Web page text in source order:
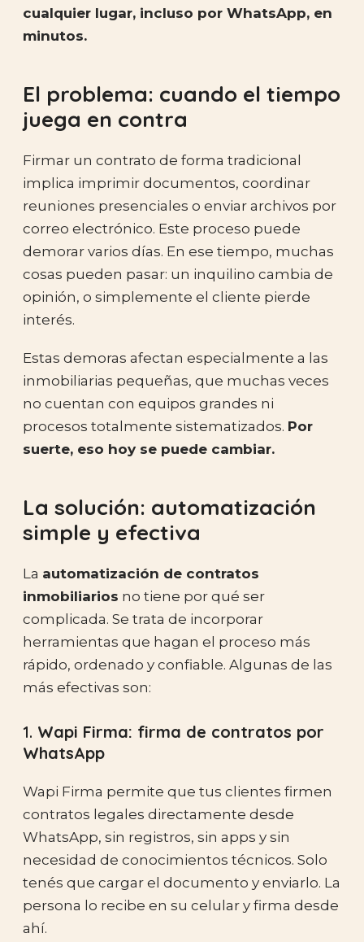
cualquier lugar, incluso por WhatsApp, en
minutos.
El problema: cuando el tiempo
juega en contra
Firmar un contrato de forma tradicional
implica imprimir documentos, coordinar
reuniones presenciales o enviar archivos por
correo electrónico. Este proceso puede
demorar varios días. En ese tiempo, muchas
cosas pueden pasar: un inquilino cambia de
opinión, o simplemente el cliente pierde
interés.
Estas demoras afectan especialmente a las
inmobiliarias pequeñas, que muchas veces
no cuentan con equipos grandes ni
procesos totalmente sistematizados. Por
suerte, eso hoy se puede cambiar.
La solución: automatización
simple y efectiva
La automatización de contratos
inmobiliarios no tiene por qué ser
complicada. Se trata de incorporar
herramientas que hagan el proceso más
rápido, ordenado y confiable. Algunas de las
más efectivas son:
1. Wapi Firma: firma de contratos por
WhatsApp
Wapi Firma permite que tus clientes firmen
contratos legales directamente desde
WhatsApp, sin registros, sin apps y sin
necesidad de conocimientos técnicos. Solo
tenés que cargar el documento y enviarlo. La
persona lo recibe en su celular y firma desde
ahí.